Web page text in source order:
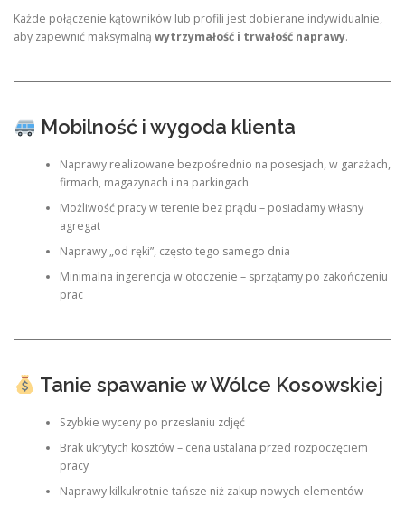
Każde połączenie kątowników lub profili jest dobierane indywidualnie,
aby zapewnić maksymalną wytrzymałość i trwałość naprawy.
Mobilność i wygoda klienta
Naprawy realizowane bezpośrednio na posesjach, w garażach,
firmach, magazynach i na parkingach
Możliwość pracy w terenie bez prądu – posiadamy własny
agregat
Naprawy „od ręki”, często tego samego dnia
Minimalna ingerencja w otoczenie – sprzątamy po zakończeniu
prac
Tanie spawanie w Wólce Kosowskiej
Szybkie wyceny po przesłaniu zdjęć
Brak ukrytych kosztów – cena ustalana przed rozpoczęciem
pracy
Naprawy kilkukrotnie tańsze niż zakup nowych elementów